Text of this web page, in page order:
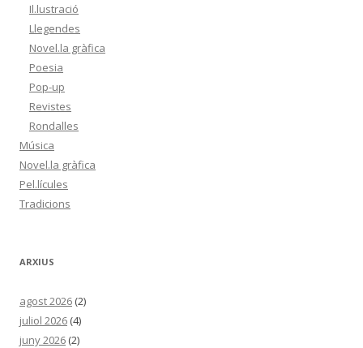
Il.lustració
Llegendes
Novel.la gràfica
Poesia
Pop-up
Revistes
Rondalles
Música
Novel.la gràfica
Pel.lícules
Tradicions
ARXIUS
agost 2026 (2)
juliol 2026 (4)
juny 2026 (2)